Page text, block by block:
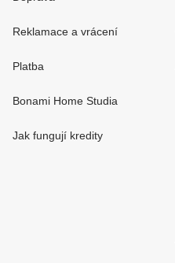
Reklamace a vrácení
Platba
Bonami Home Studia
Jak fungují kredity